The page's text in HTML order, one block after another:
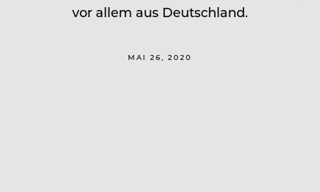
vor allem aus Deutschland.
MAI 26, 2020